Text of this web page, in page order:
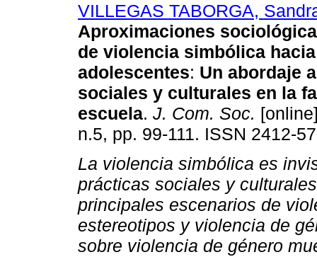
VILLEGAS TABORGA,
Aproximaciones
de violencia simbólica
adolescentes: Un abordaje
sociales y culturales en la
escuela. J. Com. Soc.
n.5, pp. 99-111. ISSN 2412-
La violencia simbólica es
prácticas sociales y
principales escenarios de
estereotipos y violencia de
sobre violencia de género